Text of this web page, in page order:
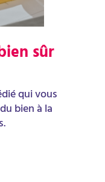
sûr
qui vous
bien à la